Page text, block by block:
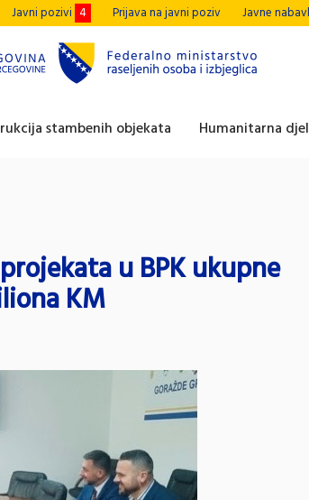
Javni pozivi 4 Prijava na javni poziv Javne
stambenih objekata Humanitarna
u BPK ukupne
KM